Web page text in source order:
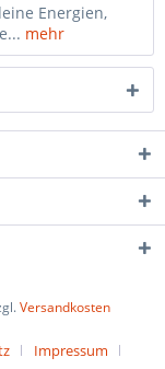
Energien,
mehr
Versandkosten
Impressum